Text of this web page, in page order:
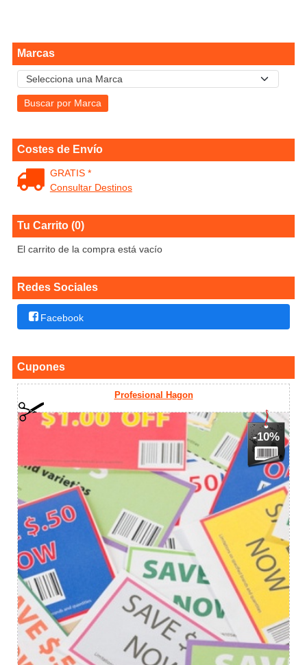
Marcas
Costes de Envío
GRATIS *
Consultar Destinos
Tu Carrito (0)
El carrito de la compra está vacío
Redes Sociales
Facebook
Cupones
Profesional Hagon
-10%